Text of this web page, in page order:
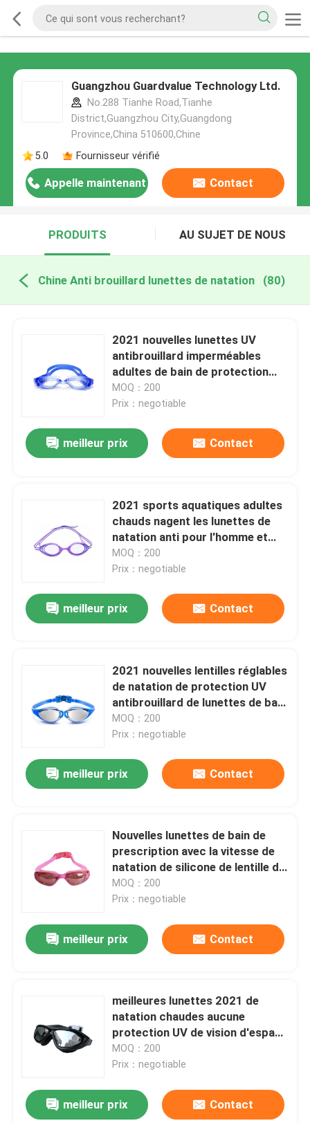
Guangzhou Guardvalue Technology Ltd.
No.288 Tianhe Road,Tianhe
District,Guangzhou City,Guangdong
Province,China 510600,Chine
5.0
Fournisseur vérifié
Appelle maintenant Contact
PRODUITS AU SUJET DE NOUS
Chine Anti brouillard lunettes de natation (80)
2021 nouvelles lunettes UV
antibrouillard imperméables
adultes de bain de protection
pour les verres de natation
étanches de femmes des
MOQ：200
Prix：negotiable
meilleur prix Contact
2021 sports aquatiques adultes
chauds nagent les lunettes de
natation anti pour l'homme et
des femmes avec les lentilles
claires UV d'anti brouillard
MOQ：200
Prix：negotiable
meilleur prix Contact
2021 nouvelles lentilles réglables
de natation de protection UV
antibrouillard de lunettes de bain
pour des femmes des hommes
MOQ：200
Prix：negotiable
meilleur prix Contact
Nouvelles lunettes de bain de
prescription avec la vitesse de
natation de silicone de lentille de
miroir avec la protection
antibrouillard et UV réglable
MOQ：200
Prix：negotiable
meilleur prix Contact
meilleures lunettes 2021 de
natation chaudes aucune
protection UV de vision d'espace
libre de fuite confortable pour
des adolescents d'adultes de
MOQ：200
Prix：negotiable
meilleur prix Contact